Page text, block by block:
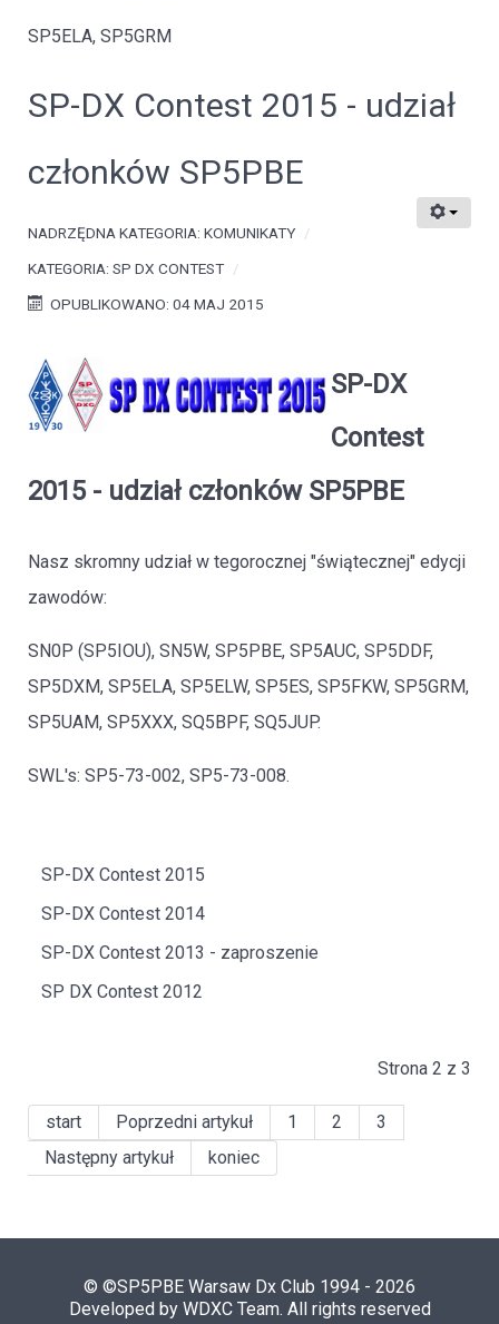
SP5ELA, SP5GRM
SP-DX Contest 2015 - udział
członków SP5PBE
NADRZĘDNA KATEGORIA: KOMUNIKATY
KATEGORIA: SP DX CONTEST
OPUBLIKOWANO: 04 MAJ 2015
SP-DX
Contest
2015 - udział członków SP5PBE
Nasz skromny udział w tegorocznej "świątecznej" edycji
zawodów:
SN0P (SP5IOU), SN5W, SP5PBE, SP5AUC, SP5DDF,
SP5DXM, SP5ELA, SP5ELW, SP5ES, SP5FKW, SP5GRM,
SP5UAM, SP5XXX, SQ5BPF, SQ5JUP.
SWL's: SP5-73-002, SP5-73-008.
SP-DX Contest 2015
SP-DX Contest 2014
SP-DX Contest 2013 - zaproszenie
SP DX Contest 2012
Strona 2 z 3
start Poprzedni artykuł 1 2
3
Następny artykuł
koniec
© ©SP5PBE Warsaw Dx Club 1994 - 2026
Developed by WDXC Team. All rights reserved